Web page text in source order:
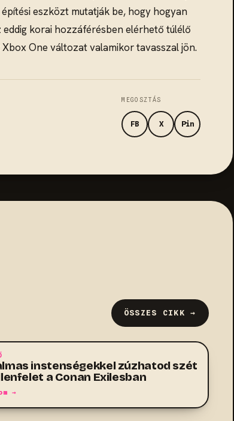
eszközt mutatják be, hogy hogyan
korai hozzáférésben elérhető túlélő
One változat valamikor tavasszal jön.
MEGOSZTÁS
FB X Pin
ÖSSZES CIKK →
instenségekkel zúzhatod szét
a Conan Exilesban
→